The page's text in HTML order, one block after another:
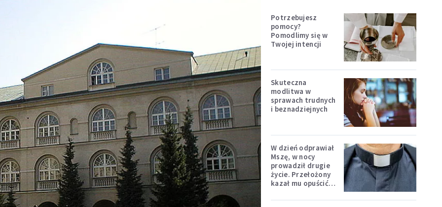
Potrzebujesz
pomocy?
Pomodlimy się w
Twojej intencji
Skuteczna
modlitwa w
sprawach trudnych
i beznadziejnych
W dzień odprawiał
Mszę, w nocy
prowadził drugie
życie. Przełożony
kazał mu opuścić